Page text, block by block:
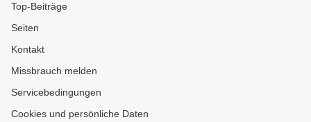
Top-Beiträge
Seiten
Kontakt
Missbrauch melden
Servicebedingungen
Cookies und persönliche Daten